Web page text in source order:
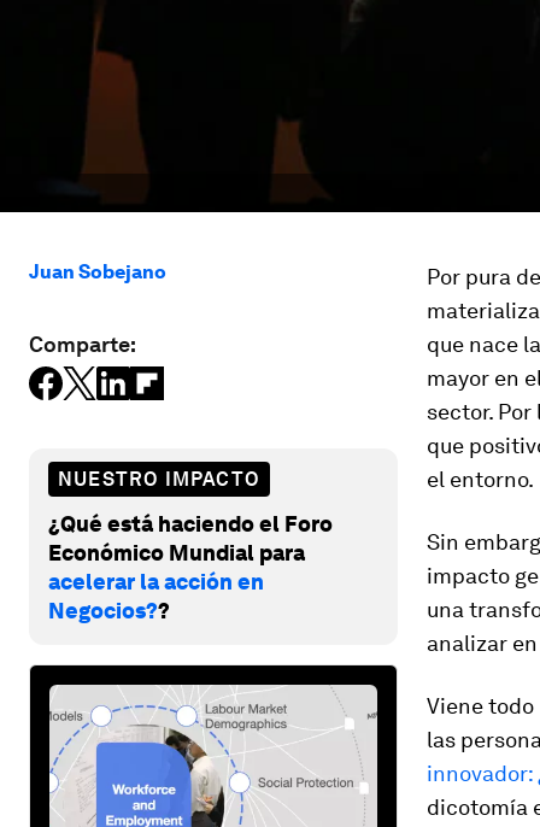
Juan Sobejano
Comparte:
NUESTRO IMPACTO
¿Qué está haciendo el Foro
Económico Mundial para
acelerar la acción en
Negocios??
Por pura
que nace
mayor en
sector.
que
el entorno.
Sin
impacto
una
analizar
Viene todo
las
innovador:
dicotomía